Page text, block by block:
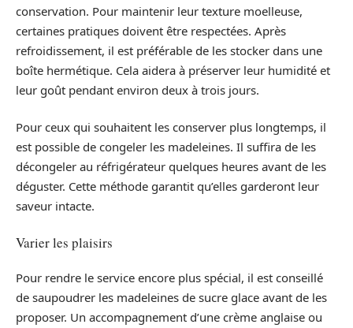
conservation. Pour maintenir leur texture moelleuse,
certaines pratiques doivent être respectées. Après
refroidissement, il est préférable de les stocker dans une
boîte hermétique. Cela aidera à préserver leur humidité et
leur goût pendant environ deux à trois jours.
Pour ceux qui souhaitent les conserver plus longtemps, il
est possible de congeler les madeleines. Il suffira de les
décongeler au réfrigérateur quelques heures avant de les
déguster. Cette méthode garantit qu’elles garderont leur
saveur intacte.
Varier les plaisirs
Pour rendre le service encore plus spécial, il est conseillé
de saupoudrer les madeleines de sucre glace avant de les
proposer. Un accompagnement d’une crème anglaise ou